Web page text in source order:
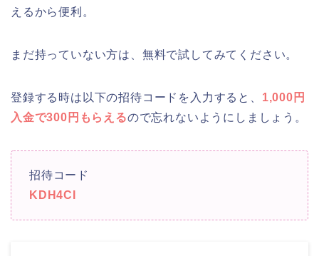
えるから便利。
まだ持っていない方は、無料で試してみてください。
登録する時は以下の招待コードを入力すると、 1,000円
入金で300円もらえるので忘れないようにしましょう。
招待コード
KDH4CI